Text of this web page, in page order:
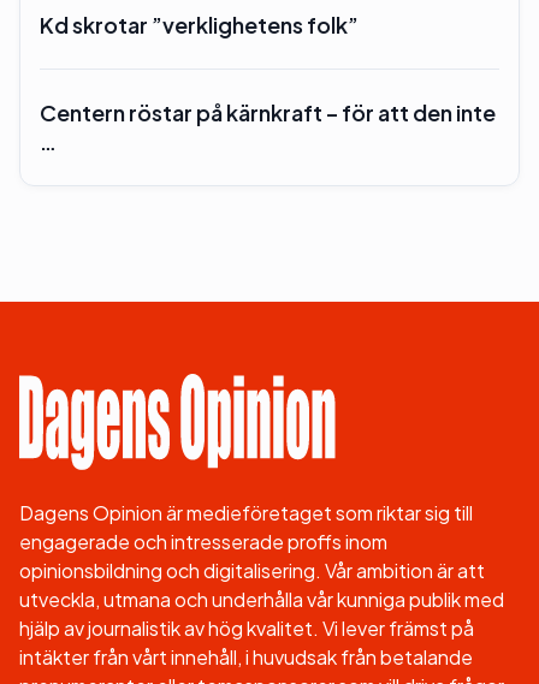
Kd skrotar ”verklighetens folk”
Centern röstar på kärnkraft – för att den inte
…
Dagens Opinion är medieföretaget som riktar sig till
engagerade och intresserade proffs inom
opinionsbildning och digitalisering. Vår ambition är att
utveckla, utmana och underhålla vår kunniga publik med
hjälp av journalistik av hög kvalitet. Vi lever främst på
intäkter från vårt innehåll, i huvudsak från betalande